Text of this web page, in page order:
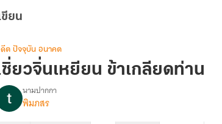
ยน
ต ปัจจุบัน อนาคต
ซิ่ยวจิ่นเหยียน ข้าเกลียดท่าน
อง
เซิ่ยว
นามปากกา
พิมภสร